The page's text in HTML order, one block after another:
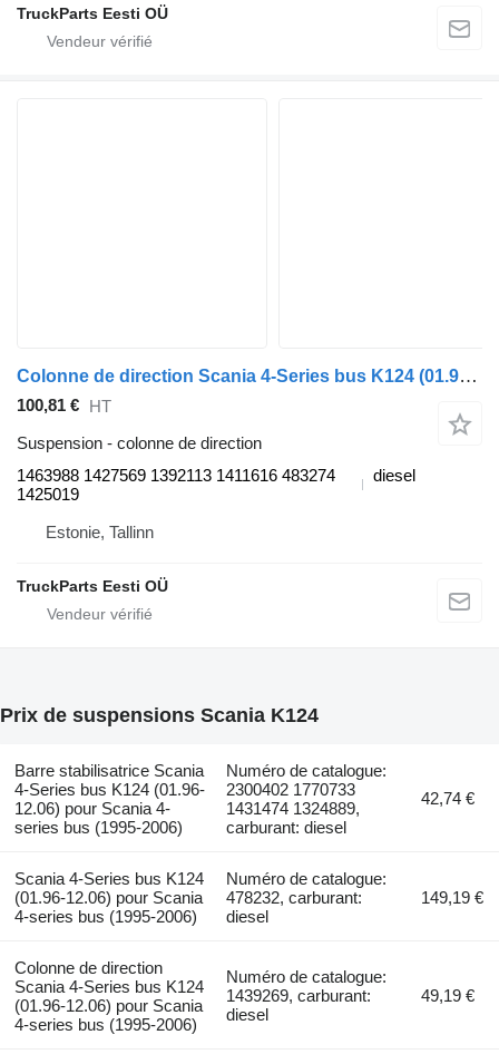
TruckParts Eesti OÜ
Colonne de direction Scania 4-Series bus K124 (01.96-12.06) 1463988 pour Scania 4-series bus (1995-2006)
100,81 € HT
Suspension - colonne de direction
1463988 1427569 1392113 1411616 483274
1425019
diesel
Estonie, Tallinn
TruckParts Eesti OÜ
Prix de suspensions Scania K124
Barre stabilisatrice Scania
4-Series bus K124 (01.96-
12.06) pour Scania 4-
series bus (1995-2006)
Numéro de catalogue:
2300402 1770733
1431474 1324889,
carburant: diesel
42,74 €
Scania 4-Series bus K124
(01.96-12.06) pour Scania
4-series bus (1995-2006)
Numéro de catalogue:
478232, carburant:
diesel
149,19 €
Colonne de direction
Scania 4-Series bus K124
(01.96-12.06) pour Scania
4-series bus (1995-2006)
Numéro de catalogue:
1439269, carburant:
diesel
49,19 €